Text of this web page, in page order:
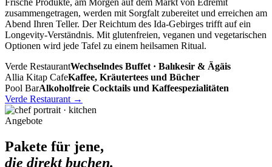
Frische Produkte, am Morgen auf dem Markt von Edremit
zusammengetragen, werden mit Sorgfalt zubereitet und erreichen am
Abend Ihren Teller. Der Reichtum des Ida-Gebirges trifft auf ein
Longevity-Verständnis. Mit glutenfreien, veganen und vegetarischen
Optionen wird jede Tafel zu einem heilsamen Ritual.
Verde RestaurantWechselndes Buffet · Balıkesir & Ägäis
Allia Kitap CafeKaffee, Kräutertees und Bücher
Pool BarAlkoholfreie Cocktails und Kaffeespezialitäten
Verde Restaurant →
Angebote
Pakete für jene,
die direkt buchen.